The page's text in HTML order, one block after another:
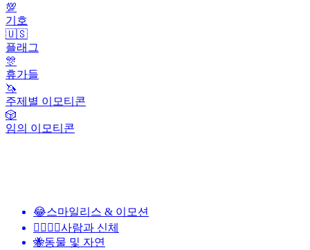
💯
기호
🇺🇸
플래그
🎊
휴가들
🦄
주제별 이모티콘
🎲
임의 이모티콘
😂스마일리스 & 이모션
👩‍❤️‍💋‍👨사람과 신체
🐝동물 및 자연